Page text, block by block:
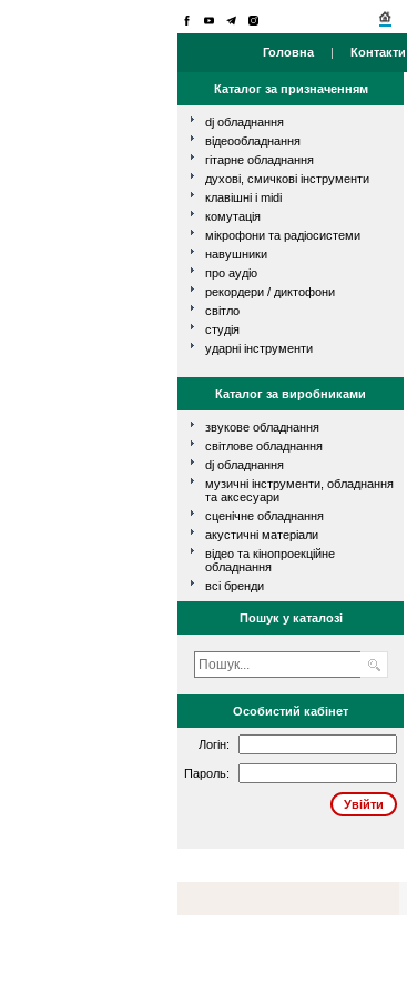
Головна | Контакти
Каталог за призначенням
dj обладнання
відеообладнання
гітарне обладнання
духові, смичкові інструменти
клавішні і midi
комутація
мікрофони та радіосистеми
навушники
про аудіо
рекордери / диктофони
світло
студія
ударні інструменти
Каталог за виробниками
звукове обладнання
світлове обладнання
dj обладнання
музичні інструменти, обладнання
та аксесуари
сценічне обладнання
акустичні матеріали
відео та кінопроекційне
обладнання
всі бренди
Пошук у каталозі
Особистий кабінет
Логін:
Пароль: